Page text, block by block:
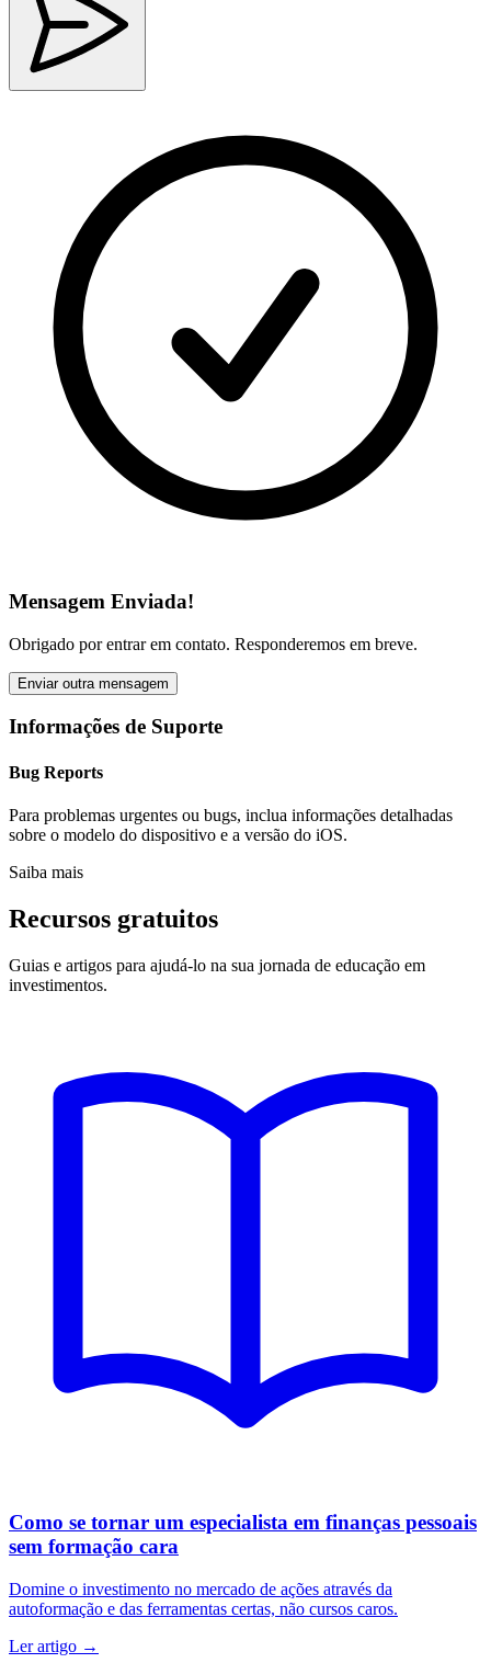
Mensagem Enviada!
Obrigado por entrar em contato. Responderemos em breve.
Enviar outra mensagem
Informações de Suporte
Bug Reports
Para problemas urgentes ou bugs, inclua informações detalhadas
sobre o modelo do dispositivo e a versão do iOS.
Saiba mais
Recursos gratuitos
Guias e artigos para ajudá-lo na sua jornada de educação em
investimentos.
Como se tornar um especialista em finanças pessoais
sem formação cara
Domine o investimento no mercado de ações através da
autoformação e das ferramentas certas, não cursos caros.
Ler artigo →